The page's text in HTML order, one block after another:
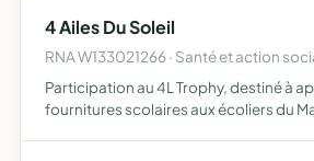
4 Ailes Du Soleil
RNA W133021266 · Santé et action
Participation au 4L Trophy, destiné à
fournitures scolaires aux écoliers du